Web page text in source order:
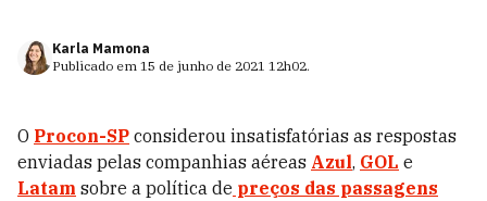
Karla Mamona
Publicado em 15 de junho de 2021 12h02.
O Procon-SP considerou insatisfatórias as respostas
enviadas pelas companhias aéreas Azul, GOL e
Latam sobre a política de preços das passagens